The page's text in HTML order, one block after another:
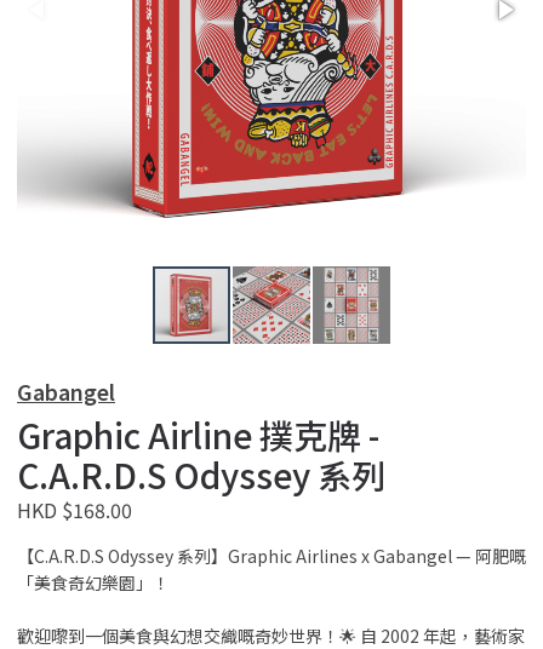
Gabangel
Graphic Airline 撲克牌 -
C.A.R.D.S Odyssey 系列
HKD $168.00
【C.A.R.D.S Odyssey 系列】Graphic Airlines x Gabangel — 阿肥嘅
「美食奇幻樂園」！
歡迎嚟到一個美食與幻想交織嘅奇妙世界！🌟 自 2002 年起，藝術家